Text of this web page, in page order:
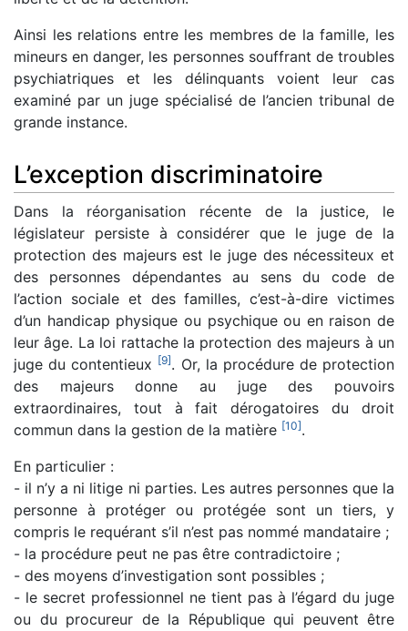
Ainsi les relations entre les membres de la famille, les
mineurs en danger, les personnes souffrant de troubles
psychiatriques et les délinquants voient leur cas
examiné par un juge spécialisé de l’ancien tribunal de
grande instance.
L’exception discriminatoire
Dans la réorganisation récente de la justice, le
législateur persiste à considérer que le juge de la
protection des majeurs est le juge des nécessiteux et
des personnes dépendantes au sens du code de
l’action sociale et des familles, c’est-à-dire victimes
d’un handicap physique ou psychique ou en raison de
leur âge. La loi rattache la protection des majeurs à un
juge du contentieux [9]. Or, la procédure de protection
des majeurs donne au juge des pouvoirs
extraordinaires, tout à fait dérogatoires du droit
commun dans la gestion de la matière [10].
En particulier :
- il n’y a ni litige ni parties. Les autres personnes que la
personne à protéger ou protégée sont un tiers, y
compris le requérant s’il n’est pas nommé mandataire ;
- la procédure peut ne pas être contradictoire ;
- des moyens d’investigation sont possibles ;
- le secret professionnel ne tient pas à l’égard du juge
ou du procureur de la République qui peuvent être